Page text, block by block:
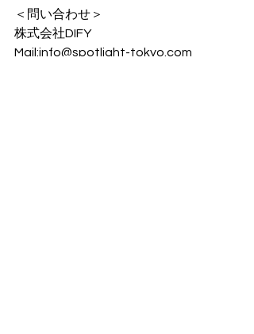
＜問い合わせ＞
株式会社DIFY
Mail:info@spotlight-tokyo.com